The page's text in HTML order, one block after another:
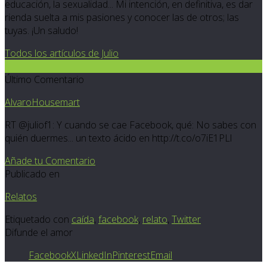
educación, la sexualidad... Mi intención, en definitiva, es dar
rienda suelta a mis pasiones y conocer las de otros; las
tuyas. ¡Un saludo!
Todos los artículos de Julio
Último Comentario
AlvaroHousemart
RT @juliof1: Y cuando se cae Facebook, qué: No sabes con
quién duermes... un texto ácido en http://t.co/o7iE1PLl
Añade tu Comentario
Publicado en
Relatos
Etiquetado con caída, facebook, relato, Twitter
Difunde el amor
FacebookXLinkedInPinterestEmail